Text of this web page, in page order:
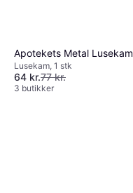
Apotekets Metal Lusekam
Lusekam, 1 stk
64 kr.77 kr.
3 butikker